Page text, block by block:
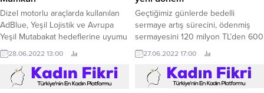
Dizel motorlu araçlarda kullanılan
AdBlue, Yeşil Lojistik ve Avrupa
Yeşil Mutabakat hedeflerine uyumu
kolaylaştırıyor, lojistikte
sürdürülebilirliği artırıyor.
28.06.2022 13:00
Geçtiğimiz günlerde bedelli
sermaye artış sürecini, ödenmiş
sermayesini 120 milyon TL’den 600
milyon TL’ye çıkartarak başarılı bir
şekilde tamamlayan Martı Otel
İşletmeleri’nin Yönetim Kurulu
Başkanı Oya Narin, “Markamızın
27.06.2022 17:00